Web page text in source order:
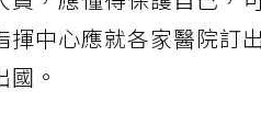
，應懂得保護自己，
中心應就各家醫院訂
。